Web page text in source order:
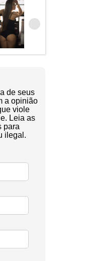
de seus
a opinião
viole
Leia as
para
ilegal.